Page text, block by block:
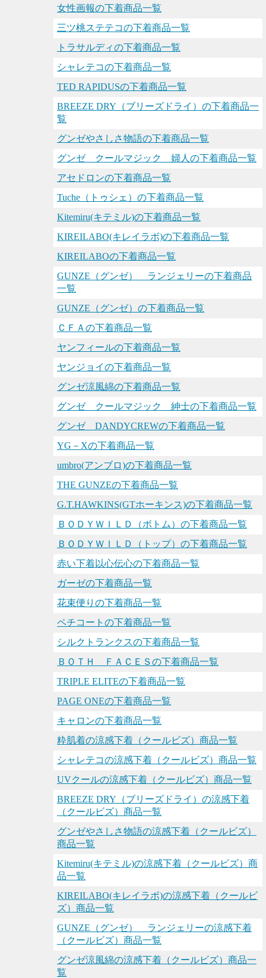
女性画報の下着商品一覧
三ツ桃ステテコの下着商品一覧
トラサルディの下着商品一覧
シャレテコの下着商品一覧
TED RAPIDUSの下着商品一覧
BREEZE DRY（ブリーズドライ）の下着商品一
覧
グンゼやさしさ物語の下着商品一覧
グンゼ クールマジック 婦人の下着商品一覧
アセドロンの下着商品一覧
Tuche（トゥシェ）の下着商品一覧
Kitemiru(キテミル)の下着商品一覧
KIREILABO(キレイラボ)の下着商品一覧
KIREILABOの下着商品一覧
GUNZE（グンゼ） ランジェリーの下着商品
一覧
GUNZE（グンゼ）の下着商品一覧
ＣＦＡの下着商品一覧
ヤンフィールの下着商品一覧
ヤンジョイの下着商品一覧
グンゼ涼風綿の下着商品一覧
グンゼ クールマジック 紳士の下着商品一覧
グンゼ DANDYCREWの下着商品一覧
YG－Xの下着商品一覧
umbro(アンブロ)の下着商品一覧
THE GUNZEの下着商品一覧
G.T.HAWKINS(GTホーキンス)の下着商品一覧
ＢＯＤＹＷＩＬＤ（ボトム）の下着商品一覧
ＢＯＤＹＷＩＬＤ（トップ）の下着商品一覧
赤い下着以心伝心の下着商品一覧
ガーゼの下着商品一覧
花束便りの下着商品一覧
ペチコートの下着商品一覧
シルクトランクスの下着商品一覧
ＢＯＴＨ ＦＡＣＥＳの下着商品一覧
TRIPLE ELITEの下着商品一覧
PAGE ONEの下着商品一覧
キャロンの下着商品一覧
粋肌着の涼感下着（クールビズ）商品一覧
シャレテコの涼感下着（クールビズ）商品一覧
UVクールの涼感下着（クールビズ）商品一覧
BREEZE DRY（ブリーズドライ）の涼感下着
（クールビズ）商品一覧
グンゼやさしさ物語の涼感下着（クールビズ）
商品一覧
Kitemiru(キテミル)の涼感下着（クールビズ）商
品一覧
KIREILABO(キレイラボ)の涼感下着（クールビ
ズ）商品一覧
GUNZE（グンゼ） ランジェリーの涼感下着
（クールビズ）商品一覧
グンゼ涼風綿の涼感下着（クールビズ）商品一
覧